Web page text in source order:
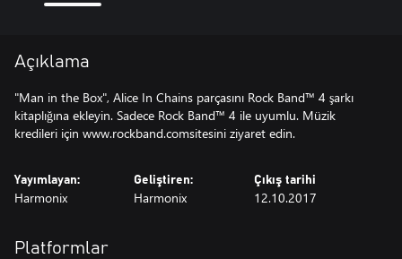
Açıklama
"Man in the Box", Alice In Chains parçasını Rock Band™ 4 şarkı
kitaplığına ekleyin. Sadece Rock Band™ 4 ile uyumlu. Müzik
kredileri için www.rockband.comsitesini ziyaret edin.
Yayımlayan:
Harmonix
Geliştiren:
Harmonix
Çıkış tarihi
12.10.2017
Platformlar